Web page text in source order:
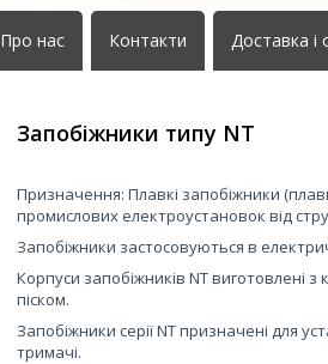
Про нас Контакти Доставка і
Запобіжники типу NT
Призначення: Плавкі запобіжники
промислових електроустановок від
Запобіжники застосовуються в
Корпуси запобіжників NT виготовлені
піском.
Запобіжники серії NT призначені для
тримачі.